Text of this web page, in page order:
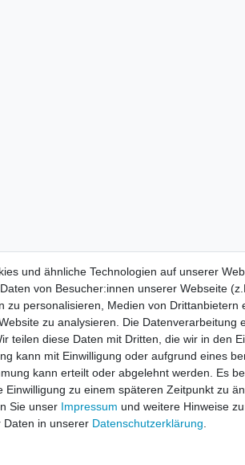
und ähnliche Technologien auf unserer
von Besucher:innen unserer Webseite
zu personalisieren, Medien von Drittanbietern
zu analysieren. Die Datenverarbeitung
teilen diese Daten mit Dritten, die wir in den
kann mit Einwilligung oder aufgrund eines
kann erteilt oder abgelehnt werden. Es
Einwilligung zu einem späteren Zeitpunkt zu
Sie unser Impressum und weitere Hinweise
Daten in unserer Daten­schutz­erklärung